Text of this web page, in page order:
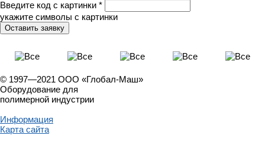
Введите код с картинки *
укажите символы с картинки
© 1997—2021 ООО «Глобал-Маш»
Оборудование для
полимерной индустрии
Информация
Карта сайта